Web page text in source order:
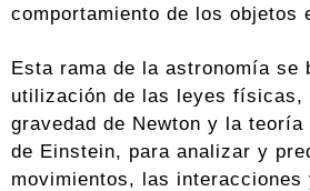
comportamiento de los objetos
Esta rama de la astronomía se
utilización de las leyes físicas,
gravedad de Newton y la
de Einstein, para analizar y
movimientos, las interacciones